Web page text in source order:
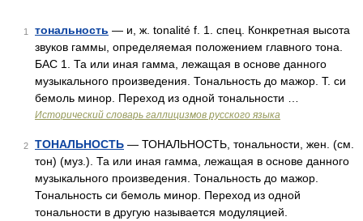
1 тональность — и, ж. tonalité f. 1. спец. Конкретная высота
звуков гаммы, определяемая положением главного тона.
БАС 1. Та или иная гамма, лежащая в основе данного
музыкального произведения. Тональность до мажор. Т. си
бемоль минор. Переход из одной тональности …
Исторический словарь галлицизмов русского языка
2 ТОНАЛЬНОСТЬ — ТОНАЛЬНОСТЬ, тональности, жен. (см.
тон) (муз.). Та или иная гамма, лежащая в основе данного
музыкального произведения. Тональность до мажор.
Тональность си бемоль минор. Переход из одной
тональности в другую называется модуляцией.